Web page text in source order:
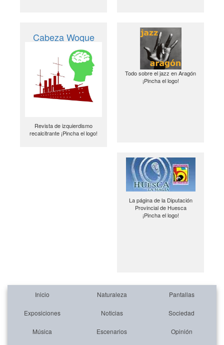
Cabeza Woque
Revista de izquierdismo
recalcitrante ¡Pincha el logo!
Todo sobre el jazz en Aragón
¡Pincha el logo!
La página de la Diputación
Provincial de Huesca
¡Pincha el logo!
Inicio Naturaleza Pantallas
Exposiciones Noticias Sociedad
Música Escenarios Opinión